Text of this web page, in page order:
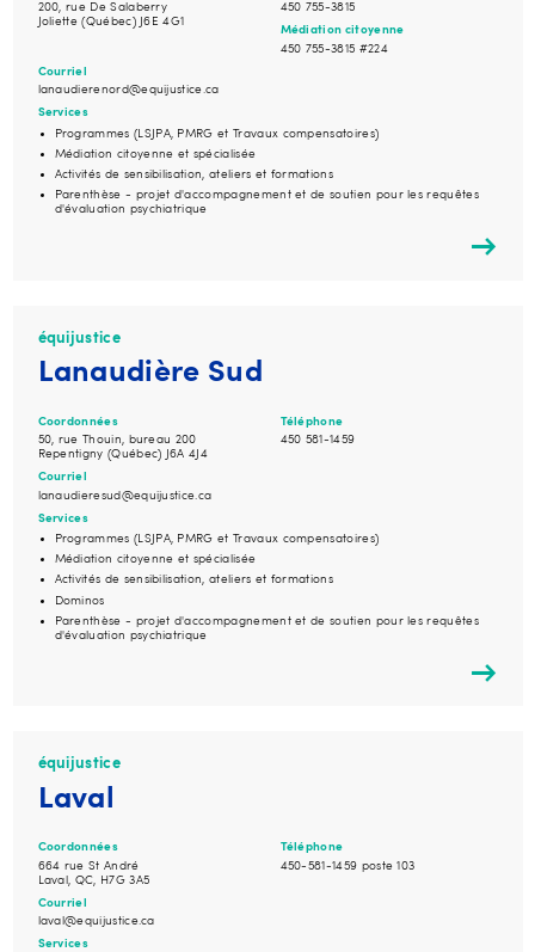
200, rue De Salaberry
Joliette (Québec) J6E 4G1
450 755-3815
Médiation citoyenne
450 755-3815 #224
Courriel
lanaudierenord@equijustice.ca
Services
Programmes (LSJPA, PMRG et Travaux compensatoires)
Médiation citoyenne et spécialisée
Activités de sensibilisation, ateliers et formations
Parenthèse - projet d'accompagnement et de soutien pour les requêtes
d'évaluation psychiatrique
équijustice
Lanaudière Sud
Coordonnées
50, rue Thouin, bureau 200
Repentigny (Québec) J6A 4J4
Téléphone
450 581-1459
Courriel
lanaudieresud@equijustice.ca
Services
Programmes (LSJPA, PMRG et Travaux compensatoires)
Médiation citoyenne et spécialisée
Activités de sensibilisation, ateliers et formations
Dominos
Parenthèse - projet d'accompagnement et de soutien pour les requêtes
d'évaluation psychiatrique
équijustice
Laval
Coordonnées
664 rue St André
Laval, QC, H7G 3A5
Téléphone
450-581-1459 poste 103
Courriel
laval@equijustice.ca
Services